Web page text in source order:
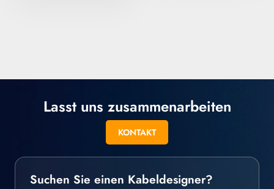
Lasst uns zusammenarbeiten
KONTAKT
Suchen Sie einen Kabeldesigner?